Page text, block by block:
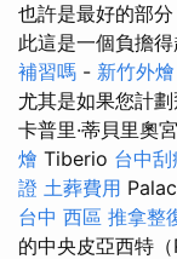
也許是最好的部
此這是一個負擔
補習嗎 - 新竹外燴
尤其是如果您計
卡普里·蒂貝里奧
燴 Tiberio 台中
證 土葬費用
台中 西區 推拿整
的中央皮亞西特